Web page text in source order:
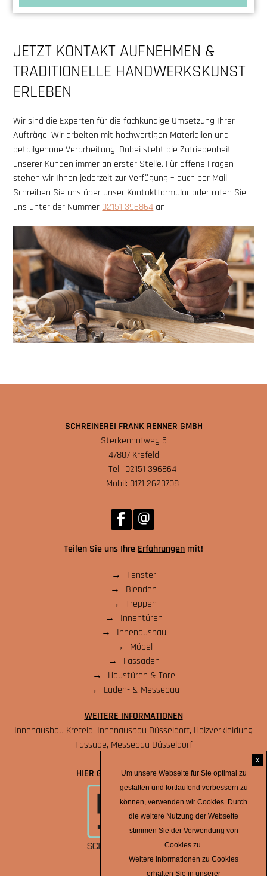
JETZT KONTAKT AUFNEHMEN &
TRADITIONELLE HANDWERKSKUNST
ERLEBEN
Wir sind die Experten für die fachkundige Umsetzung Ihrer
Aufträge. Wir arbeiten mit hochwertigen Materialien und
detailgenaue Verarbeitung. Dabei steht die Zufriedenheit
unserer Kunden immer an erster Stelle. Für offene Fragen
stehen wir Ihnen jederzeit zur Verfügung – auch per Mail.
Schreiben Sie uns über unser Kontaktformular oder rufen Sie
uns unter der Nummer 02151 396864 an.
SCHREINEREI FRANK RENNER GMBH
Sterkenhofweg 5
47807 Krefeld
Tel.: 02151 396864
Mobil: 0171 2623708
Teilen Sie uns Ihre Erfahrungen mit!
Fenster
Blenden
Treppen
Innentüren
Innenausbau
Möbel
Fassaden
Haustüren & Tore
Laden- & Messebau
WEITERE INFORMATIONEN
Innenausbau Krefeld, Innenausbau Düsseldorf, Holzverkleidung
Fassade, Messebau Düsseldorf
HIER GEHTS ZUM ONLINESHOP
Um unsere Webseite für Sie optimal zu
gestalten und fortlaufend verbessern zu
können, verwenden wir Cookies. Durch
die weitere Nutzung der Webseite
stimmen Sie der Verwendung von
Cookies zu.
Weitere Informationen zu Cookies
erhalten Sie in unserer
x